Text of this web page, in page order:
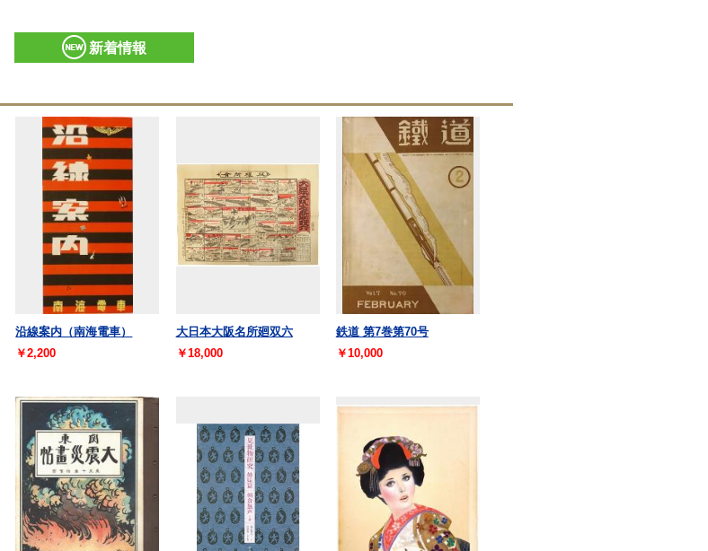
新着情報
沿線案内（南海電車）
￥2,200
大日本大阪名所廻双六
￥18,000
鉄道 第7巻第70号
￥10,000